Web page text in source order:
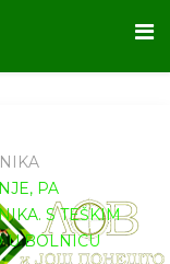
PA
S TEŠKIM
U BOLNICU